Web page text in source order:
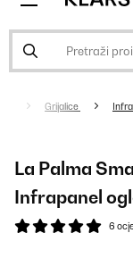
Grijalice
La Palma
Infrapanel
6